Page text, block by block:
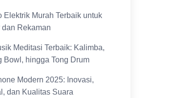
Elektrik Murah Terbaik untuk
dan Rekaman
Meditasi Terbaik: Kalimba,
Bowl, hingga Tong Drum
Modern 2025: Inovasi,
dan Kualitas Suara